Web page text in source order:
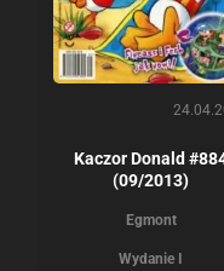
Kaczor Donald
(09/2013)
Egmont
Wydanie I